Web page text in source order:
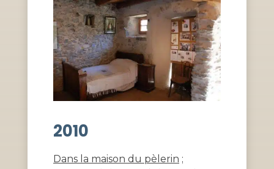
2010
Dans la maison du pèlerin ;